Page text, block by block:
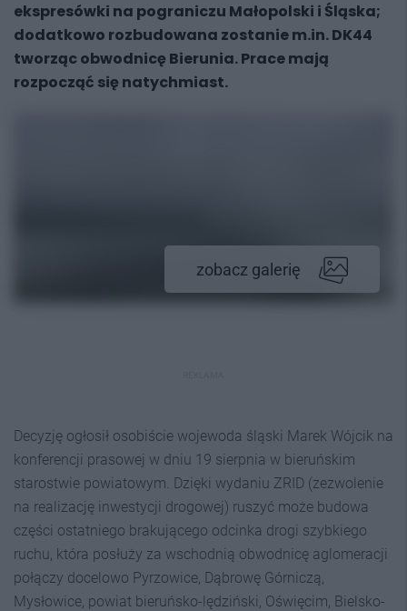
ekspresówki na pograniczu Małopolski i Śląska;
dodatkowo rozbudowana zostanie m.in. DK44
tworząc obwodnicę Bierunia. Prace mają
rozpocząć się natychmiast.
zobacz galerię
Decyzję ogłosił osobiście wojewoda śląski Marek Wójcik na
konferencji prasowej w dniu 19 sierpnia w bieruńskim
starostwie powiatowym. Dzięki wydaniu ZRID (zezwolenie
na realizację inwestycji drogowej) ruszyć może budowa
części ostatniego brakującego odcinka drogi szybkiego
ruchu, która posłuży za wschodnią obwodnicę aglomeracji
połączy docelowo Pyrzowice, Dąbrowę Górniczą,
Mysłowice, powiat bieruńsko-lędziński, Oświęcim, Bielsko-